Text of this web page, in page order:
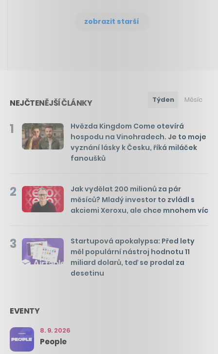
zobrazit starší
NEJČTENĚJŠÍ ČLÁNKY Týden Měsíc
1
Hvězda Kingdom Come otevírá
hospodu na Vinohradech. Je to moje
vyznání lásky k Česku, říká miláček
fanoušků
2
Jak vydělat 200 milionů za pár
měsíců? Mladý investor to zvládl s
akciemi Xeroxu, ale chce mnohem víc
3
Startupová apokalypsa: Před lety
měl populární nástroj hodnotu 11
miliard dolarů, teď se prodal za
desetinu
EVENTY
8. 9. 2026
People